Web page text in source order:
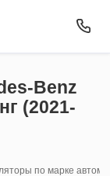
Benz
(2021-
по марке